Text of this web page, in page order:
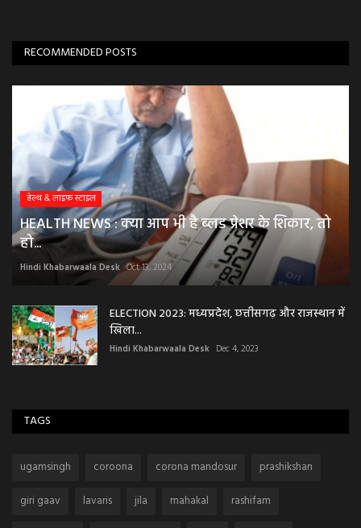
RECOMMENDED POSTS
हेल्थ & लाइफ स्टाइल
HEALTH NEWS : क्या आप भी है ब्लड प्रेशर के शिकार, तो
हो...
Hindi Khabarwaala Desk Oct 13, 2024
ELECTION 2023: मध्यप्रदेश, छत्तीसगढ़ और राजस्थान में
खिला...
Hindi Khabarwaala Desk Dec 4, 2023
TAGS
ugamsingh coroona corona mandosur
prashikshan
giri gaav
lavaris jila mahakal
rashifam